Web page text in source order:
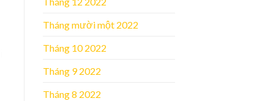
Tháng mười một 2022
Tháng 10 2022
Tháng 9 2022
Tháng 8 2022